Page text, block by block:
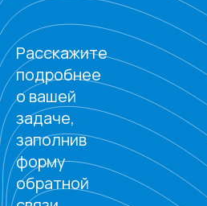
Расскажите
подробнее
о вашей
задаче,
заполнив
форму
обратной